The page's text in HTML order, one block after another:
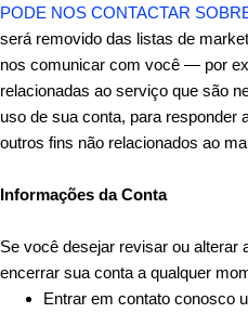
PODE NOS CONTACTAR
será removido das listas de
nos comunicar com você — por
relacionadas ao serviço que são
uso de sua conta, para responder
outros fins não relacionados ao
Informações da Conta
Se você desejar revisar ou alterar
encerrar sua conta a qualquer
Entrar em contato conosco